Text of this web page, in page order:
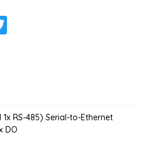
RS-485) Serial-to-Ethernet
DO